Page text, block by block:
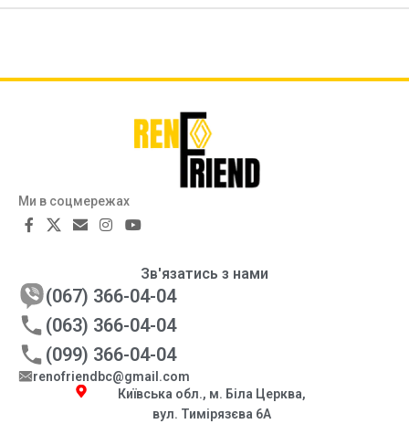
Ми в соцмережах
Зв'язатись з нами
(067) 366-04-04
(063) 366-04-04
(099) 366-04-04
renofriendbc@gmail.com
Київська обл., м. Біла Церква,
вул. Тимірязєва 6А